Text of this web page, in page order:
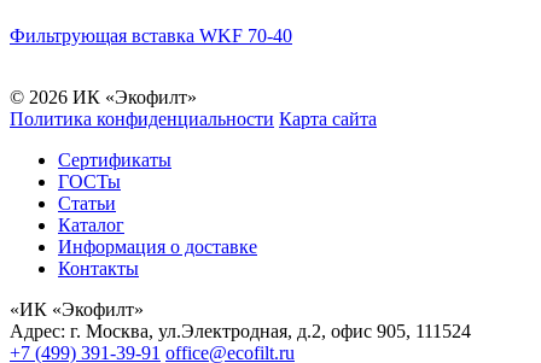
Фильтрующая вставка WKF 70-40
© 2026 ИК «Экофилт»
Политика конфиденциальности Карта сайта
Сертификаты
ГОСТы
Статьи
Каталог
Информация о доставке
Контакты
«ИК «Экофилт»
Адрес: г. Москва, ул.Электродная, д.2, офис 905, 111524
+7 (499) 391-39-91 office@ecofilt.ru